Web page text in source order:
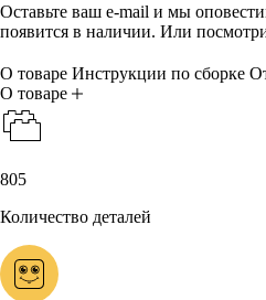
Оставьте ваш e-mail и мы
появится в наличии. Или
О товаре Инструкции по сборке
О товаре
805
Количество деталей